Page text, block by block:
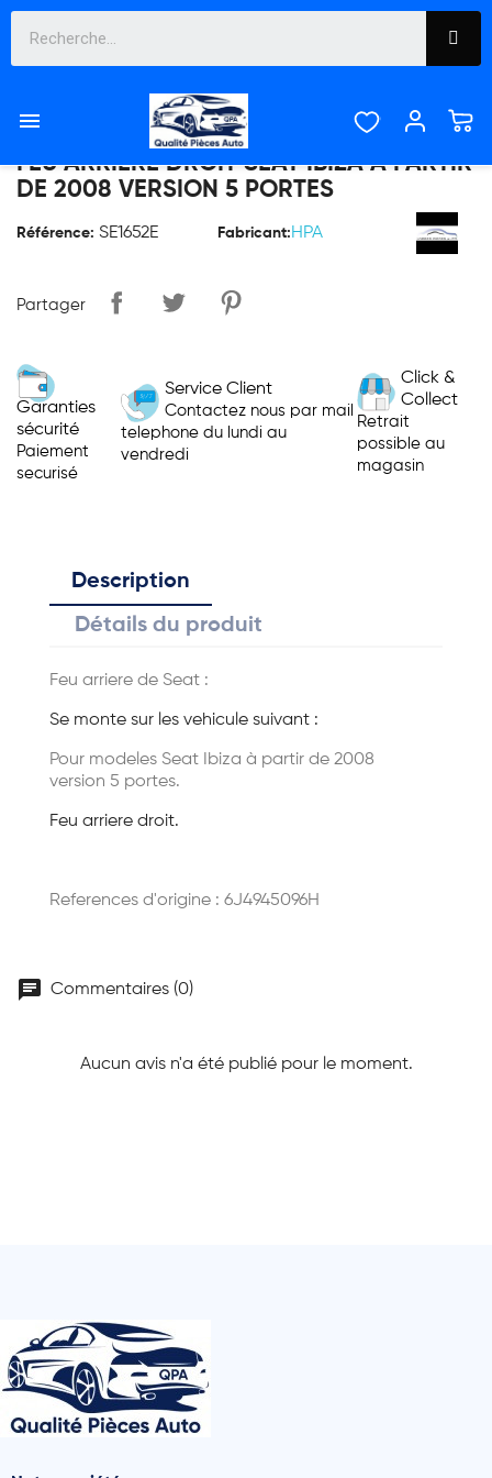

FEU ARRIERE DROIT SEAT IBIZA À PARTIR
DE 2008 VERSION 5 PORTES
Référence: SE1652E Fabricant: HPA
Partager
Garanties
sécurité
Paiement
securisé
Service Client
Contactez nous par mail
telephone du lundi au
vendredi
Click &
Collect
Retrait
possible au
magasin
Description
Détails du produit
Feu arriere de Seat :
Se monte sur les vehicule suivant :
Pour modeles Seat Ibiza à partir de 2008
version 5 portes.
Feu arriere droit.
References d'origine : 6J4945096H
chat Commentaires (0)
Aucun avis n'a été publié pour le moment.